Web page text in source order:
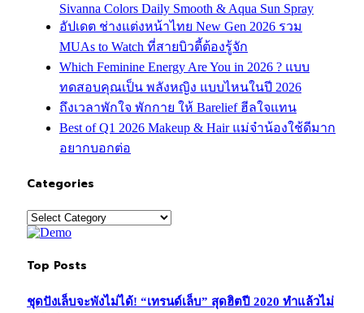
Sivanna Colors Daily Smooth & Aqua Sun Spray
อัปเดต ช่างแต่งหน้าไทย New Gen 2026 รวม
MUAs to Watch ที่สายบิวตี้ต้องรู้จัก
Which Feminine Energy Are You in 2026 ? แบบ
ทดสอบคุณเป็น พลังหญิง แบบไหนในปี 2026
ถึงเวลาพักใจ พักกาย ให้ Barelief ฮีลใจแทน
Best of Q1 2026 Makeup & Hair แม่จ๋าน้องใช้ดีมาก
อยากบอกต่อ
Categories
Categories
Top Posts
ชุดปังเล็บจะพังไม่ได้! “เทรนด์เล็บ” สุดฮิตปี 2020 ทำแล้วไม่